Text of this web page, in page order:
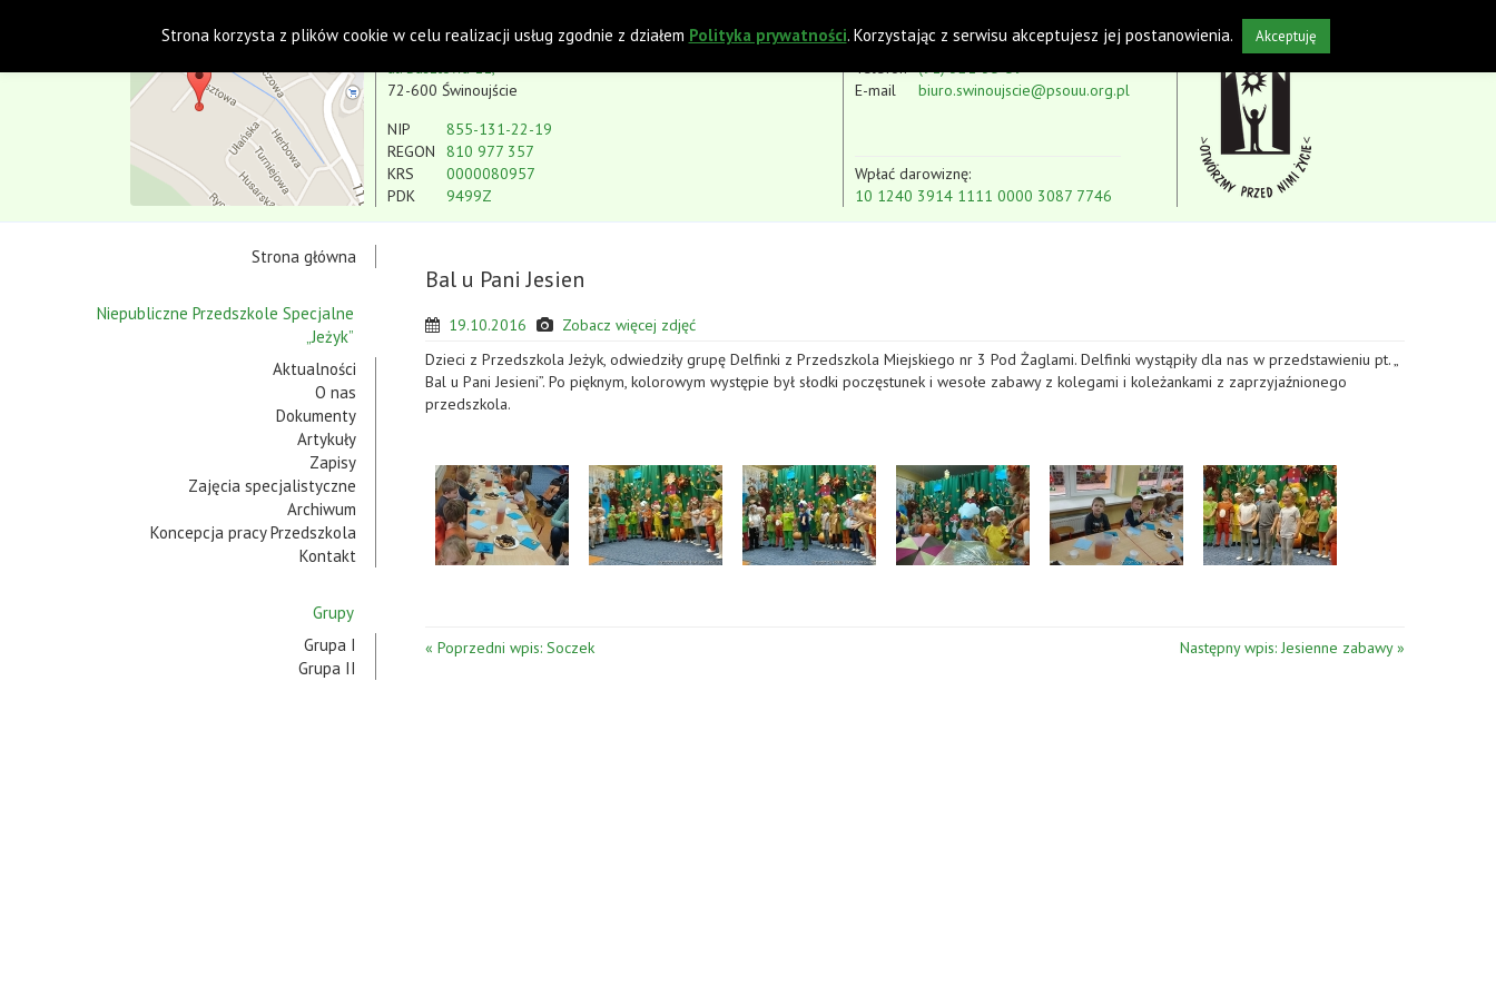
Koło w Świnoujściu
ul. Basztowa 11,
72-600 Świnoujście
NIP
REGON
KRS
PDK
855-131-22-19
810 977 357
0000080957
9499Z
Telefon
E-mail
(91) 321-35-59
biuro.swinoujscie@psouu.org.pl
Wpłać darowiznę:
10 1240 3914 1111 0000 3087 7746
Strona główna
Niepubliczne Przedszkole Specjalne
„Jeżyk”
Aktualności
O nas
Dokumenty
Artykuły
Zapisy
Zajęcia specjalistyczne
Archiwum
Koncepcja pracy Przedszkola
Kontakt
Grupy
Grupa I
Grupa II
Bal u Pani Jesien
19.10.2016
Zobacz więcej zdjęć
Dzieci z Przedszkola Jeżyk, odwiedziły grupę Delfinki z Przedszkola Miejskiego nr 3 Pod Żaglami. Delfinki wystąpiły dla nas w przedstawieniu pt. „
Bal u Pani Jesieni”. Po pięknym, kolorowym występie był słodki poczęstunek i wesołe zabawy z kolegami i koleżankami z zaprzyjaźnionego
przedszkola.
« Poprzedni wpis: Soczek Następny wpis: Jesienne zabawy »
Strona korzysta z plików cookie w celu realizacji usług zgodnie z działem Polityka prywatności. Korzystając z serwisu akceptujesz jej postanowienia. Akceptuję